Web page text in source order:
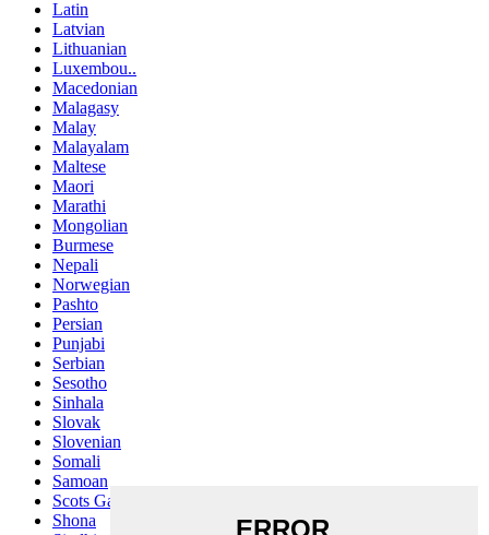
Latin
Latvian
Lithuanian
Luxembou..
Macedonian
Malagasy
Malay
Malayalam
Maltese
Maori
Marathi
Mongolian
Burmese
Nepali
Norwegian
Pashto
Persian
Punjabi
Serbian
Sesotho
Sinhala
Slovak
Slovenian
Somali
Samoan
Scots Gaelic
Shona